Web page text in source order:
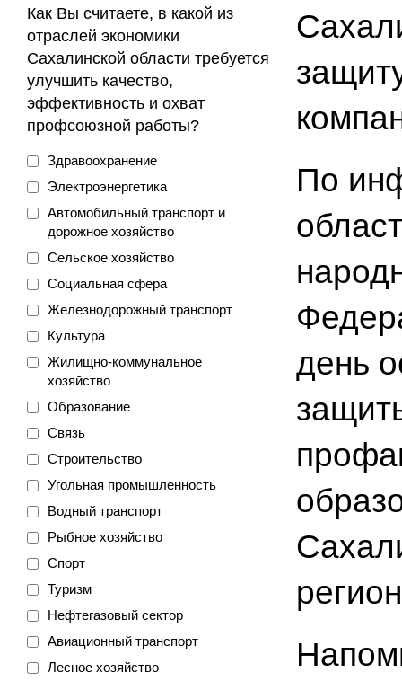
Как Вы считаете, в какой из
отраслей экономики
Сахалинской области требуется
улучшить качество,
эффективность и охват
профсоюзной работы?
Здравоохранение
Электроэнергетика
Автомобильный транспорт и
дорожное хозяйство
Сельское хозяйство
Социальная сфера
Железнодорожный транспорт
Культура
Жилищно-коммунальное
хозяйство
Образование
Связь
Строительство
Угольная промышленность
Водный транспорт
Рыбное хозяйство
Спорт
Туризм
Нефтегазовый сектор
Авиационный транспорт
Лесное хозяйство
По
день